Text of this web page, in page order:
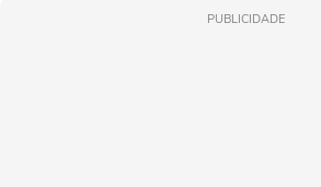
PUBLICIDADE